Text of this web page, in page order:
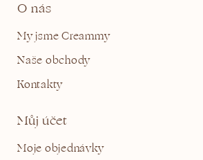
O nás
My jsme Creammy
Naše obchody
Kontakty
Můj účet
Moje objednávky